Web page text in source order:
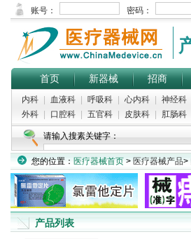
首页 新器械 招商
内科 血液科 呼吸科 心内科 神经科
外科
口腔科 五官科 皮肤科 肛肠科
请输入搜素关键字：
您的位置： 医疗器械首页 > 医疗器械产品>
产品列表